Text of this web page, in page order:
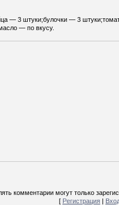
— 3 штуки;булочки — 3
— по вкусу.
комментарии могут только
[Регистрация|